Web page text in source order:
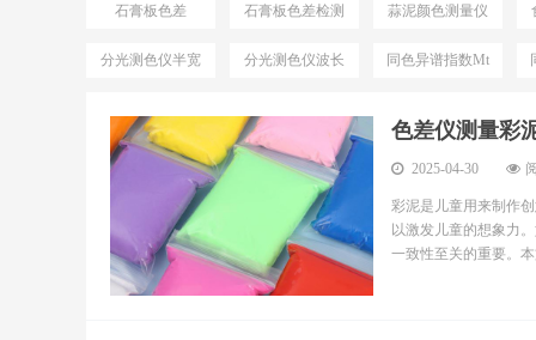
石膏板色差 石膏板色差检测 蒜泥颜色测量仪
分光测色仪半宽 分光测色仪波长 同色异谱指数Mt
色差仪测量彩
2025-04-30
彩泥是儿童用来制作
以激发儿童的想象力
一致性至关的重要。